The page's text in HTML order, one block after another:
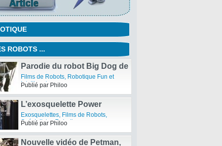
ROBOTS ...
Parodie du robot Big Dog de
Boston Dynamics
Films de Robots, Robotique Fun et
Intelligente
Publié par Philoo
L’exosquelette Power
Loader d’Activelink
Exosquelettes, Films de Robots,
Spécialistes Robotiques
Publié par Philoo
Nouvelle vidéo de Petman,